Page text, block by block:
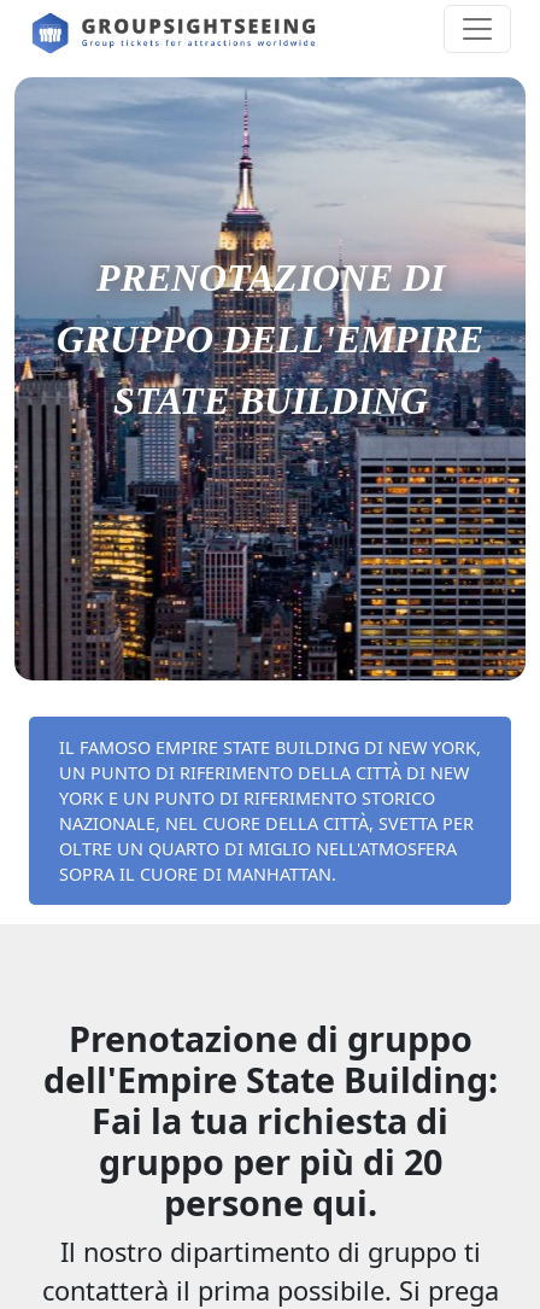
PRENOTAZIONE DI
GRUPPO DELL'EMPIRE
STATE BUILDING
IL FAMOSO EMPIRE STATE BUILDING DI NEW YORK,
UN PUNTO DI RIFERIMENTO DELLA CITTÀ DI NEW
YORK E UN PUNTO DI RIFERIMENTO STORICO
NAZIONALE, NEL CUORE DELLA CITTÀ, SVETTA PER
OLTRE UN QUARTO DI MIGLIO NELL'ATMOSFERA
SOPRA IL CUORE DI MANHATTAN.
Prenotazione di gruppo
dell'Empire State Building:
Fai la tua richiesta di
gruppo per più di 20
persone qui.
Il nostro dipartimento di gruppo ti
contatterà il prima possibile. Si prega